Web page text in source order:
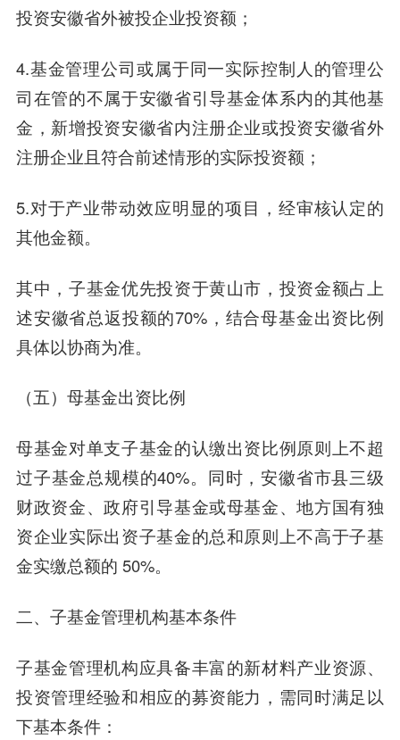
投资安徽省外被投企业投资额；
4.基金管理公司或属于同一实际控制人的管理公
司在管的不属于安徽省引导基金体系内的其他基
金，新增投资安徽省内注册企业或投资安徽省外
注册企业且符合前述情形的实际投资额；
5.对于产业带动效应明显的项目，经审核认定的
其他金额。
其中，子基金优先投资于黄山市，投资金额占上
述安徽省总返投额的70%，结合母基金出资比例
具体以协商为准。
（五）母基金出资比例
母基金对单支子基金的认缴出资比例原则上不超
过子基金总规模的40%。同时，安徽省市县三级
财政资金、政府引导基金或母基金、地方国有独
资企业实际出资子基金的总和原则上不高于子基
金实缴总额的 50%。
二、子基金管理机构基本条件
子基金管理机构应具备丰富的新材料产业资源、
投资管理经验和相应的募资能力，需同时满足以
下基本条件：